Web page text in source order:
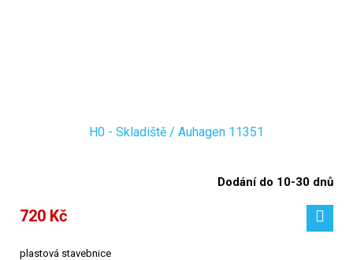
H0 - Skladiště / Auhagen 11351
Dodání do 10-30 dnů
720 Kč
plastová stavebnice